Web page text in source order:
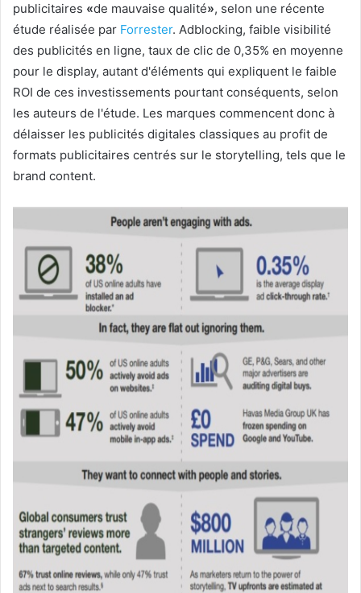
publicitaires «de mauvaise qualité», selon une récente
étude réalisée par Forrester. Adblocking, faible visibilité
des publicités en ligne, taux de clic de 0,35% en moyenne
pour le display, autant d'éléments qui expliquent le faible
ROI de ces investissements pourtant conséquents, selon
les auteurs de l'étude. Les marques commencent donc à
délaisser les publicités digitales classiques au profit de
formats publicitaires centrés sur le storytelling, tels que le
brand content.